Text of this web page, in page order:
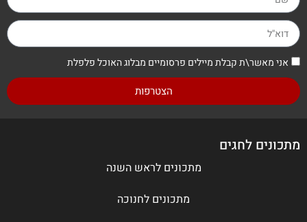
אני מאשר\ת קבלת מיילים פרסומיים מבלוג האוכל פלפלת
הצטרפות
מתכונים לחגים
מתכונים לראש השנה
מתכונים לחנוכה